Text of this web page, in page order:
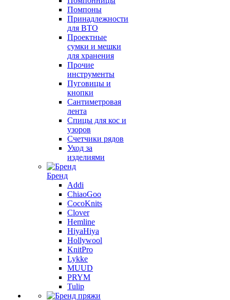
Помпоны
Принадлежности
для ВТО
Проектные
сумки и мешки
для хранения
Прочие
инструменты
Пуговицы и
кнопки
Сантиметровая
лента
Спицы для кос и
узоров
Счетчики рядов
Уход за
изделиями
Бренд
Addi
ChiaoGoo
CocoKnits
Clover
Hemline
HiyaHiya
Hollywool
KnitPro
Lykke
MUUD
PRYM
Tulip